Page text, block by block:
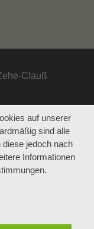
Clauß
auf unserer
sind alle
jedoch nach
Informationen